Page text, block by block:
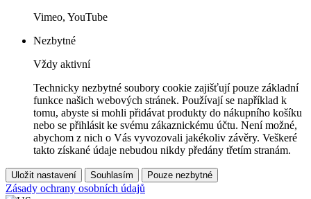
Vimeo, YouTube
Nezbytné
Vždy aktivní
Technicky nezbytné soubory cookie zajišťují pouze základní
funkce našich webových stránek. Používají se například k
tomu, abyste si mohli přidávat produkty do nákupního košíku
nebo se přihlásit ke svému zákaznickému účtu. Není možné,
abychom z nich o Vás vyvozovali jakékoliv závěry. Veškeré
takto získané údaje nebudou nikdy předány třetím stranám.
Uložit nastavení Souhlasím Pouze nezbytné
Zásady ochrany osobních údajů